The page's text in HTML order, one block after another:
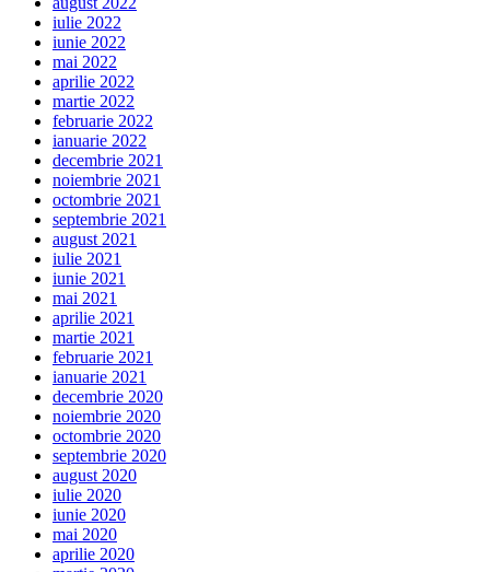
iulie 2022
iunie 2022
mai 2022
aprilie 2022
martie 2022
februarie 2022
ianuarie 2022
decembrie 2021
noiembrie 2021
octombrie 2021
septembrie 2021
august 2021
iulie 2021
iunie 2021
mai 2021
aprilie 2021
martie 2021
februarie 2021
ianuarie 2021
decembrie 2020
noiembrie 2020
octombrie 2020
septembrie 2020
august 2020
iulie 2020
iunie 2020
mai 2020
aprilie 2020